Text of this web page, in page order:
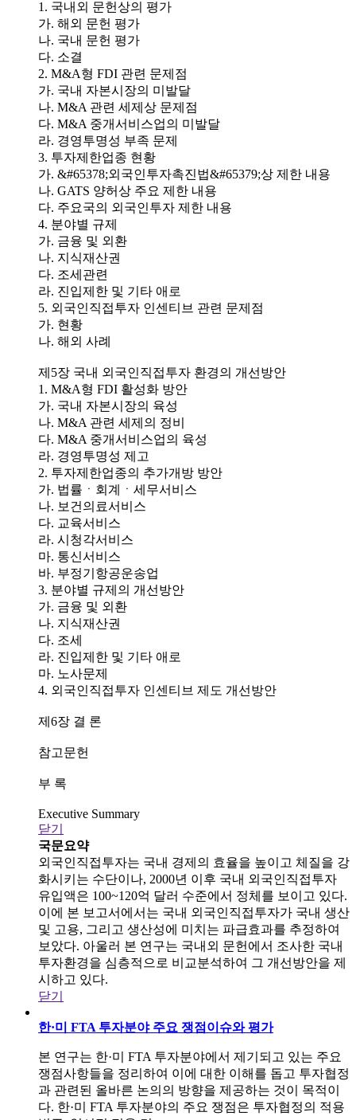
1. 국내외 문헌상의 평가
가. 해외 문헌 평가
나. 국내 문헌 평가
다. 소결
2. M&A형 FDI 관련 문제점
가. 국내 자본시장의 미발달
나. M&A 관련 세제상 문제점
다. M&A 중개서비스업의 미발달
라. 경영투명성 부족 문제
3. 투자제한업종 현황
가. &#65378;외국인투자촉진법&#65379;상 제한 내용
나. GATS 양허상 주요 제한 내용
다. 주요국의 외국인투자 제한 내용
4. 분야별 규제
가. 금융 및 외환
나. 지식재산권
다. 조세관련
라. 진입제한 및 기타 애로
5. 외국인직접투자 인센티브 관련 문제점
가. 현황
나. 해외 사례
제5장 국내 외국인직접투자 환경의 개선방안
1. M&A형 FDI 활성화 방안
가. 국내 자본시장의 육성
나. M&A 관련 세제의 정비
다. M&A 중개서비스업의 육성
라. 경영투명성 제고
2. 투자제한업종의 추가개방 방안
가. 법률ㆍ회계ㆍ세무서비스
나. 보건의료서비스
다. 교육서비스
라. 시청각서비스
마. 통신서비스
바. 부정기항공운송업
3. 분야별 규제의 개선방안
가. 금융 및 외환
나. 지식재산권
다. 조세
라. 진입제한 및 기타 애로
마. 노사문제
4. 외국인직접투자 인센티브 제도 개선방안
제6장 결 론
참고문헌
부 록
Executive Summary
닫기
국문요약
외국인직접투자는 국내 경제의 효율을 높이고 체질을 강
화시키는 수단이나, 2000년 이후 국내 외국인직접투자
유입액은 100~120억 달러 수준에서 정체를 보이고 있다.
이에 본 보고서에서는 국내 외국인직접투자가 국내 생산
및 고용, 그리고 생산성에 미치는 파급효과를 추정하여
보았다. 아울러 본 연구는 국내외 문헌에서 조사한 국내
투자환경을 심층적으로 비교분석하여 그 개선방안을 제
시하고 있다.
닫기
한·미 FTA 투자분야 주요 쟁점이슈와 평가
본 연구는 한·미 FTA 투자분야에서 제기되고 있는 주요
쟁점사항들을 정리하여 이에 대한 이해를 돕고 투자협정
과 관련된 올바른 논의의 방향을 제공하는 것이 목적이
다. 한·미 FTA 투자분야의 주요 쟁점은 투자협정의 적용